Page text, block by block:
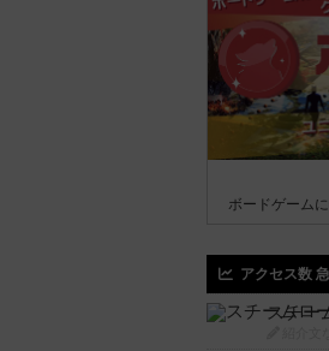
ボードゲーム
アクセス数
スチー